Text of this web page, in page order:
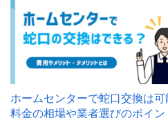
ホームセンターで蛇口交換は可
料金の相場や業者選びのポイン